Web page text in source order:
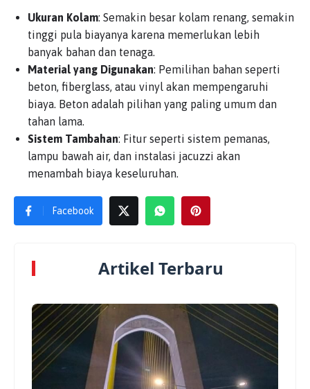
Ukuran Kolam: Semakin besar kolam renang, semakin
tinggi pula biayanya karena memerlukan lebih
banyak bahan dan tenaga.
Material yang Digunakan: Pemilihan bahan seperti
beton, fiberglass, atau vinyl akan mempengaruhi
biaya. Beton adalah pilihan yang paling umum dan
tahan lama.
Sistem Tambahan: Fitur seperti sistem pemanas,
lampu bawah air, dan instalasi jacuzzi akan
menambah biaya keseluruhan.
Facebook
Artikel Terbaru